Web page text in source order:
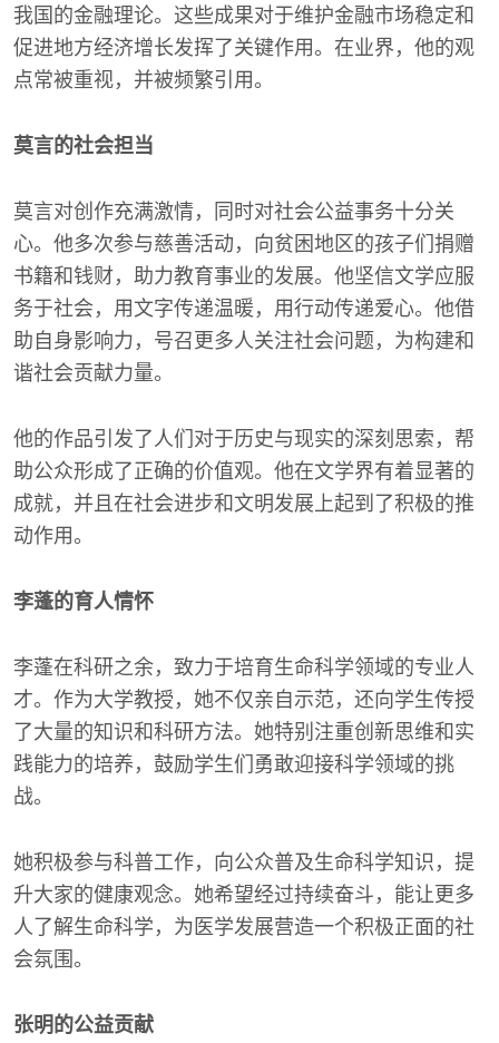
我国的金融理论。这些成果对于维护金融市场稳定和
促进地方经济增长发挥了关键作用。在业界，他的观
点常被重视，并被频繁引用。
莫言的社会担当
莫言对创作充满激情，同时对社会公益事务十分关
心。他多次参与慈善活动，向贫困地区的孩子们捐赠
书籍和钱财，助力教育事业的发展。他坚信文学应服
务于社会，用文字传递温暖，用行动传递爱心。他借
助自身影响力，号召更多人关注社会问题，为构建和
谐社会贡献力量。
他的作品引发了人们对于历史与现实的深刻思索，帮
助公众形成了正确的价值观。他在文学界有着显著的
成就，并且在社会进步和文明发展上起到了积极的推
动作用。
李蓬的育人情怀
李蓬在科研之余，致力于培育生命科学领域的专业人
才。作为大学教授，她不仅亲自示范，还向学生传授
了大量的知识和科研方法。她特别注重创新思维和实
践能力的培养，鼓励学生们勇敢迎接科学领域的挑
战。
她积极参与科普工作，向公众普及生命科学知识，提
升大家的健康观念。她希望经过持续奋斗，能让更多
人了解生命科学，为医学发展营造一个积极正面的社
会氛围。
张明的公益贡献